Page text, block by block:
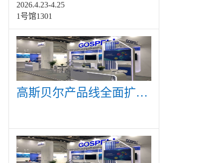
2026.4.23-4.25
1号馆1301
高斯贝尔产品线全面扩展，众多新产品亮相CommunicAsia 2019